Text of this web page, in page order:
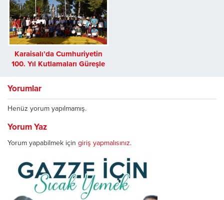
Karaisalı’da Cumhuriyetin
100. Yıl Kutlamaları Güreşle
Yorumlar
Henüz yorum yapılmamış.
Yorum Yaz
Yorum yapabilmek için giriş yapmalısınız.